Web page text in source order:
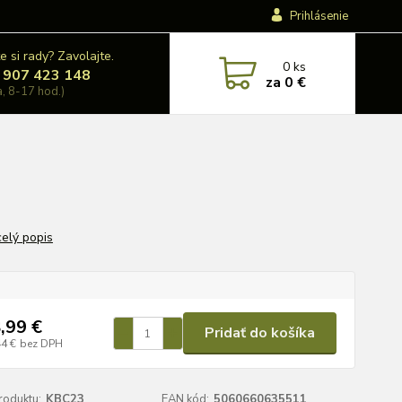
Prihlásenie
si rady? Zavolajte.
423 148
8-17 hod.)
0ks
za 0 €
popis
€
€ bez DPH
Pridať do košíka